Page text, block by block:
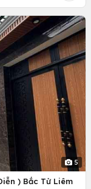
5
) Bắc Từ Liêm